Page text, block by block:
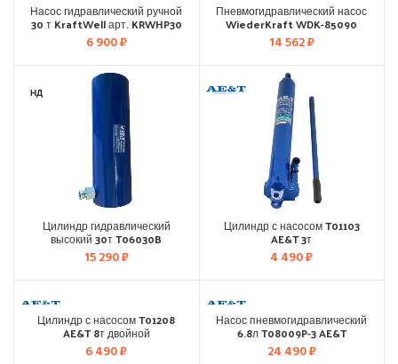
Насос гидравлический ручной
30 т KraftWell арт. KRWHP30
6 900₽
Пневмогидравлический насос
WiederKraft WDK-85090
14 562₽
НД
Цилиндр гидравлический
высокий 30т T06030B
15 290₽
Цилиндр с насосом T01103
AE&T 3т
4 490₽
Цилиндр с насосом T01208
AE&T 8т двойной
6 490₽
Насос пневмогидравлический
6.8л T08009P-3 AE&T
24 490₽